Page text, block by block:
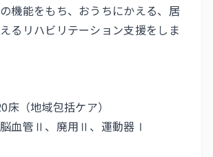
機能をもち、おうちにかえる、居
るリハビリテーション支援をしま
床（地域包括ケア）
脳血管Ⅱ、廃用Ⅱ、運動器Ⅰ